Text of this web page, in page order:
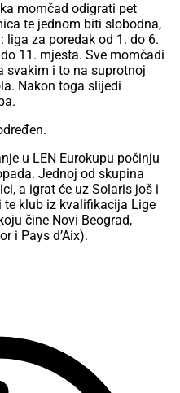
momčad odigrati pet
te jednom biti slobodna,
liga za poredak od 1. do 6.
11. mjesta. Sve momčadi
svakim i to na suprotnoj
Nakon toga slijedi
u LEN Eurokupu počinju
Jednoj od skupina
a igrat će uz Solaris još i
te klub iz kvalifikacija Lige
čine Novi Beograd,
i Pays d’Aix).